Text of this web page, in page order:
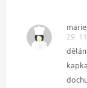
marie
29.